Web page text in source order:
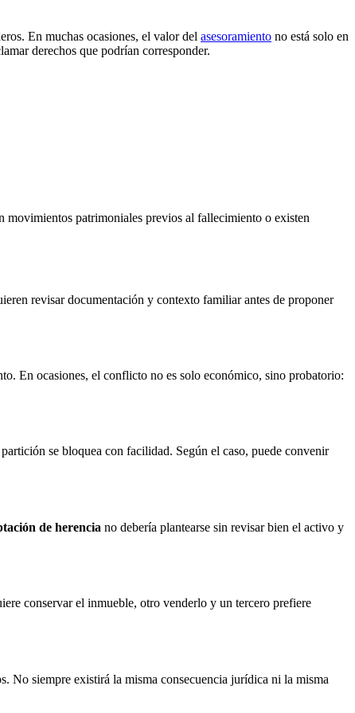
En muchas ocasiones, el valor del asesoramiento no está solo en
derechos que podrían corresponder.
movimientos patrimoniales previos al fallecimiento o existen
revisar documentación y contexto familiar antes de proponer
En ocasiones, el conflicto no es solo económico, sino probatorio:
se bloquea con facilidad. Según el caso, puede convenir
de herencia no debería plantearse sin revisar bien el activo y
conservar el inmueble, otro venderlo y un tercero prefiere
No siempre existirá la misma consecuencia jurídica ni la misma